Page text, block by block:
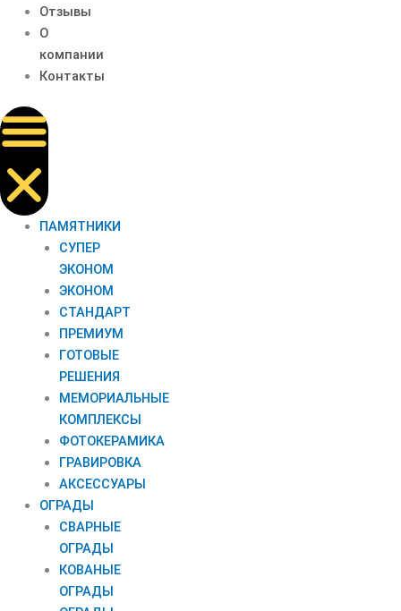
Отзывы
О
компании
Контакты
ПАМЯТНИКИ
СУПЕР
ЭКОНОМ
ЭКОНОМ
СТАНДАРТ
ПРЕМИУМ
ГОТОВЫЕ
РЕШЕНИЯ
МЕМОРИАЛЬНЫЕ
КОМПЛЕКСЫ
ФОТОКЕРАМИКА
ГРАВИРОВКА
АКСЕССУАРЫ
ОГРАДЫ
СВАРНЫЕ
ОГРАДЫ
КОВАНЫЕ
ОГРАДЫ